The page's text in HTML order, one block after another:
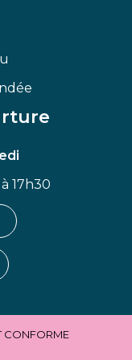
17h30
CONFORME